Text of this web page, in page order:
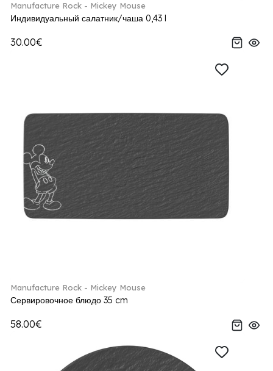
Manufacture Rock - Mickey Mouse
Индивидуальный салатник/чаша 0,43 l
30.00€
Manufacture Rock - Mickey Mouse
Сервировочное блюдо 35 cm
58.00€